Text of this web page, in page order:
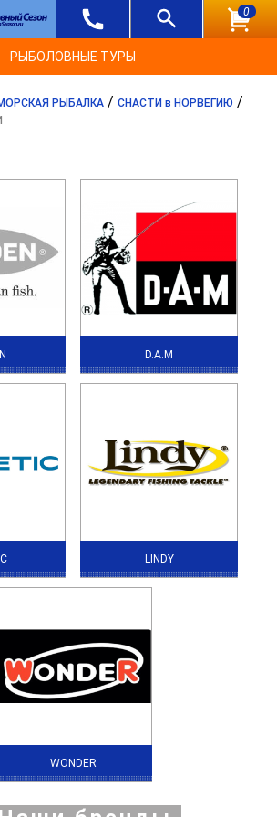
0
РЫБОЛОВНЫЕ ТУРЫ
РЫБАЛКА / СНАСТИ в НОРВЕГИЮ /
D.A.M
LINDY
WONDER